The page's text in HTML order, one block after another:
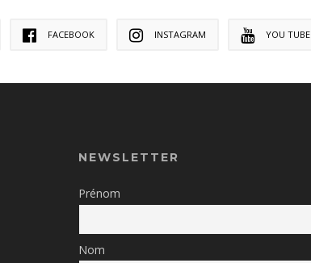
FACEBOOK INSTAGRAM YOU TUBE
NEWSLETTER
Prénom
Nom